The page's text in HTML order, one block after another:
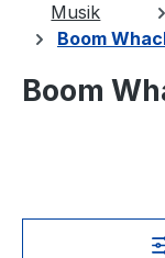
Musik
Boom
Boom